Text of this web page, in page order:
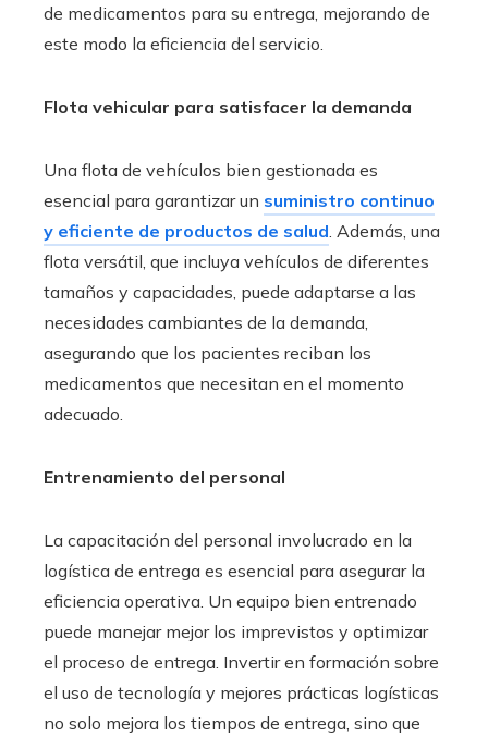
de medicamentos para su entrega, mejorando de
este modo la eficiencia del servicio.
Flota vehicular para satisfacer la demanda
Una flota de vehículos bien gestionada es
esencial para garantizar un suministro continuo
y eficiente de productos de salud. Además, una
flota versátil, que incluya vehículos de diferentes
tamaños y capacidades, puede adaptarse a las
necesidades cambiantes de la demanda,
asegurando que los pacientes reciban los
medicamentos que necesitan en el momento
adecuado.
Entrenamiento del personal
La capacitación del personal involucrado en la
logística de entrega es esencial para asegurar la
eficiencia operativa. Un equipo bien entrenado
puede manejar mejor los imprevistos y optimizar
el proceso de entrega. Invertir en formación sobre
el uso de tecnología y mejores prácticas logísticas
no solo mejora los tiempos de entrega, sino que